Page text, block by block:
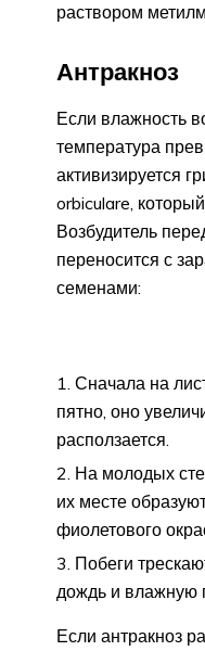
раствором
Антракноз
Если влажность
температура
активизируется
orbiculare,
Возбудитель
переносится с
семенами:
Сначала на
пятно, оно
расползается.
На молодых
их месте
фиолетового
Побеги
дождь и влажную
Если антракноз